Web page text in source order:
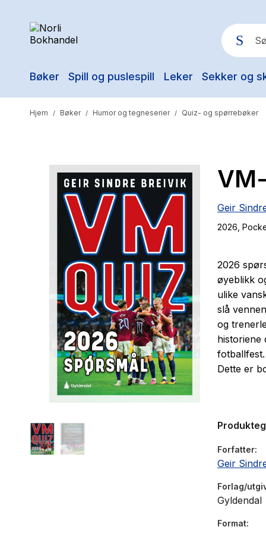
Bøker Spill og puslespill Leker Sekker og
Hjem / Bøker / Humor og tegneserier / Quiz- og spørrebøker
Geir
2026 ,
2026
øyeblikk
ulike
slå
og
historiene
Dette er
Forfatter
Geir
Forlag/
Gyldendal
Format